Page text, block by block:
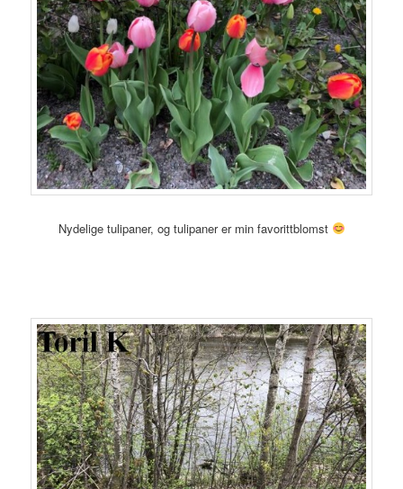
Nydelige tulipaner, og tulipaner er min favorittblomst